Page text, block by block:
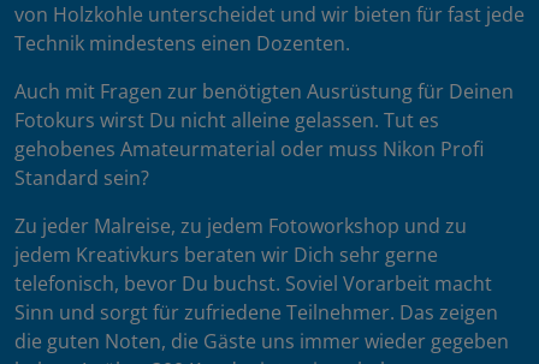
von Holzkohle unterscheidet und wir bieten für fast jede
Technik mindestens einen Dozenten.
Auch mit Fragen zur benötigten Ausrüstung für Deinen
Fotokurs wirst Du nicht alleine gelassen. Tut es
gehobenes Amateurmaterial oder muss Nikon Profi
Standard sein?
Zu jeder Malreise, zu jedem Fotoworkshop und zu
jedem Kreativkurs beraten wir Dich sehr gerne
telefonisch, bevor Du buchst. Soviel Vorarbeit macht
Sinn und sorgt für zufriedene Teilnehmer. Das zeigen
die guten Noten, die Gäste uns immer wieder gegeben